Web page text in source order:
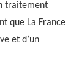
traitement
que La France
et d’un